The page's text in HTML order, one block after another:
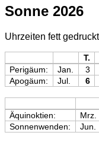
Sonne 2026
Uhrzeiten fett
T.
Perigäum:
Jan. 3
Apogäum:
Jul. 6
Äquinoktien:
Mrz.
Sonnenwenden:
Jun.